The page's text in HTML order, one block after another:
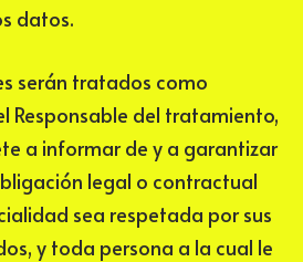
datos.
serán tratados como
Responsable del tratamiento,
a informar de y a garantizar
legal o contractual
sea respetada por sus
y toda persona a la cual le